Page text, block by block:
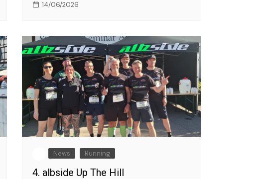
14/06/2026
News Running
4. albside Up The Hill